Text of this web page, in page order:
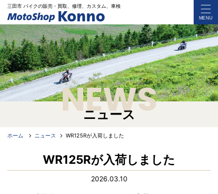
三田市 バイクの販売・買取、修理、カスタム、車検
MENU
ニュース
NEWS
ホーム ニュース WR125Rが入荷しました
WR125Rが入荷しました
2026.03.10